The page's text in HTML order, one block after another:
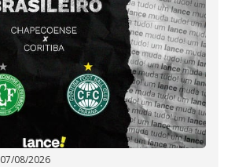
07/08/2026